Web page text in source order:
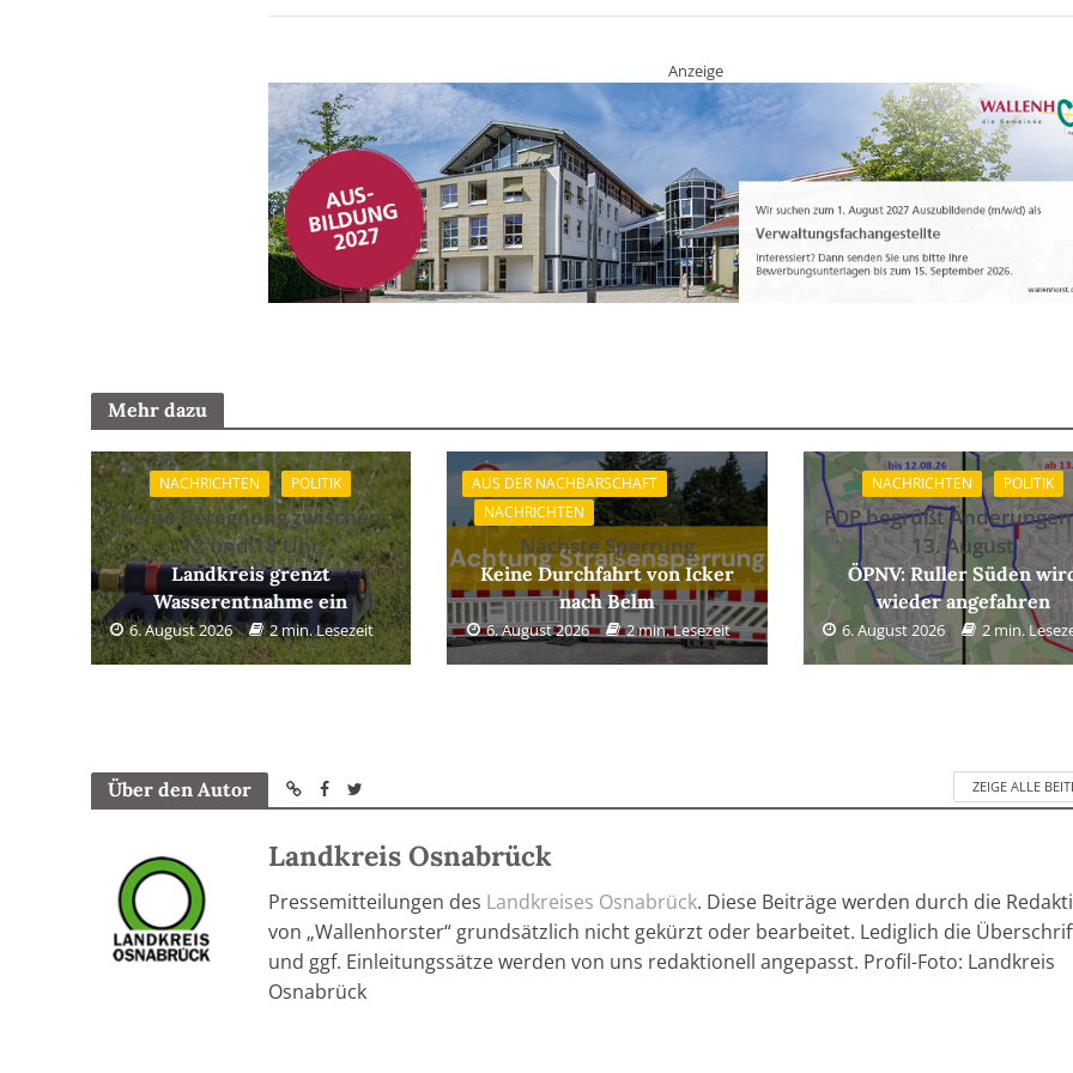
Anzeige
Mehr dazu
NACHRICHTEN POLITIK
Keine Beregnung zwischen
12 und 18 Uhr
Landkreis grenzt
Wasserentnahme ein
6. August 2026 2 min. Lesezeit
AUS DER NACHBARSCHAFT
NACHRICHTEN
Nächste Sperrung
Keine Durchfahrt von Icker
nach Belm
6. August 2026 2 min. Lesezeit
NACHRICHTEN POLITIK
FDP begrüßt
13. August
ÖPNV: Ruller Süden
wieder angefahren
6. August 2026 2 min.
Über den Autor ZEIGE ALLE
Landkreis Osnabrück
Pressemitteilungen des Landkreises Osnabrück. Diese Beiträge werden durch die
von „Wallenhorster“ grundsätzlich nicht gekürzt oder bearbeitet. Lediglich die
und ggf. Einleitungssätze werden von uns redaktionell angepasst. Profil-Foto: Landkreis
Osnabrück